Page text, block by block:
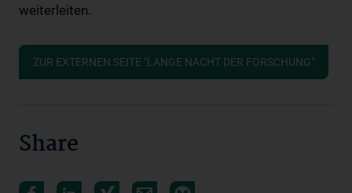
weiterleiten.
ZUR EXTERNEN SEITE "LANGE NACHT DER FORSCHUNG"
Share